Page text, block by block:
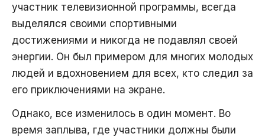
участник телевизионной программы, всегда
выделялся своими спортивными
достижениями и никогда не подавлял своей
энергии. Он был примером для многих молодых
людей и вдохновением для всех, кто следил за
его приключениями на экране.
Однако, все изменилось в один момент. Во
время заплыва, где участники должны были